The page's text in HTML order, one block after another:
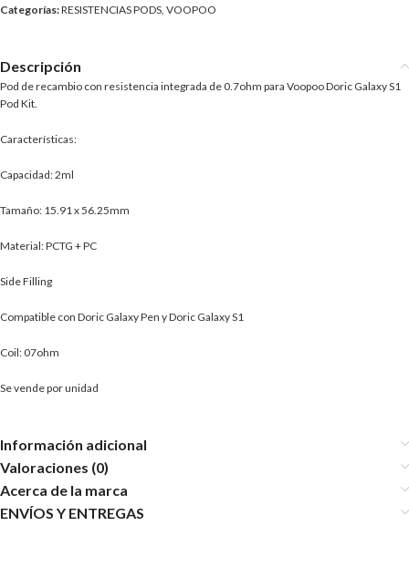
Categorías:RESISTENCIAS PODS VOOPOO
Descripción
Pod de recambio con resistencia integrada de 0.7ohm para Voopoo Doric Galaxy S1
Pod Kit.
Características:
Capacidad: 2ml
Tamaño: 15.91 x 56.25mm
Material: PCTG + PC
Side Filling
Compatible con Doric Galaxy Pen y Doric Galaxy S1
Coil: 07ohm
Se vende por unidad
Información adicional
Valoraciones (0)
Acerca de la marca
ENVÍOS Y ENTREGAS